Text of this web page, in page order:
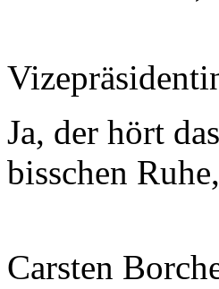
Ja, der hört
bisschen
Carsten